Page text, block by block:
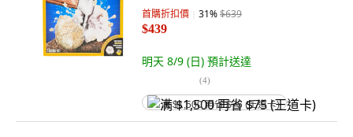
首購折扣價 31%$639
$439
明天 8/9 (日) 預計送達
(4)
满 $1,500 再省 $75 (王道卡)